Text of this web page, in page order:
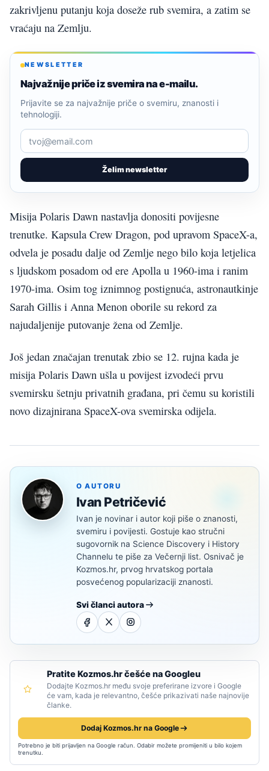
zakrivljenu putanju koja doseže rub svemira, a zatim se
vraćaju na Zemlju.
NEWSLETTER
Najvažnije priče iz svemira na e-mailu.
Želim newsletter
Prijavite se za najvažnije priče o svemiru, znanosti i
tehnologiji.
Misija Polaris Dawn nastavlja donositi povijesne
trenutke. Kapsula Crew Dragon, pod upravom SpaceX-a,
odvela je posadu dalje od Zemlje nego bilo koja letjelica
s ljudskom posadom od ere Apolla u 1960-ima i ranim
1970-ima. Osim tog iznimnog postignuća, astronautkinje
Sarah Gillis i Anna Menon oborile su rekord za
najudaljenije putovanje žena od Zemlje.
Još jedan značajan trenutak zbio se 12. rujna kada je
misija Polaris Dawn ušla u povijest izvodeći prvu
svemirsku šetnju privatnih građana, pri čemu su koristili
novo dizajnirana SpaceX-ova svemirska odijela.
O AUTORU
Ivan Petričević
Ivan je novinar i autor koji piše o znanosti,
svemiru i povijesti. Gostuje kao stručni
sugovornik na Science Discovery i History
Channelu te piše za Večernji list. Osnivač je
Kozmos.hr, prvog hrvatskog portala
posvećenog popularizaciji znanosti.
Svi članci autora
Pratite Kozmos.hr češće na Googleu
Dodajte Kozmos.hr među svoje preferirane izvore i Google
će vam, kada je relevantno, češće prikazivati naše najnovije
članke.
Dodaj Kozmos.hr na Google
Potrebno je biti prijavljen na Google račun. Odabir možete promijeniti u bilo kojem
trenutku.